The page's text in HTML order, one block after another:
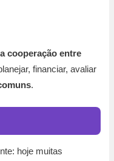
cooperação entre
financiar, avaliar
.
hoje muitas